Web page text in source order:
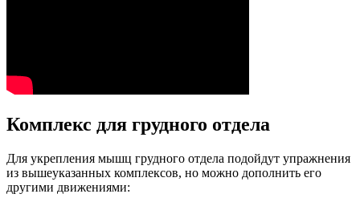
Комплекс для грудного отдела
Для укрепления мышц грудного отдела подойдут упражнения
из вышеуказанных комплексов, но можно дополнить его
другими движениями: